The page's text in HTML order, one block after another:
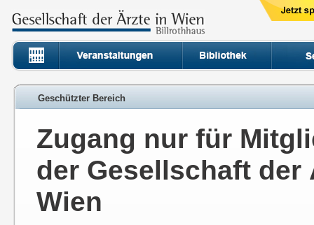
Geschützter Bereich
Zugang nur für
der Gesellschaft der
Wien